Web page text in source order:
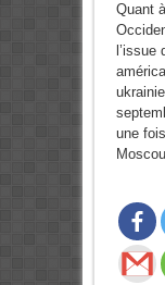
Quant
une